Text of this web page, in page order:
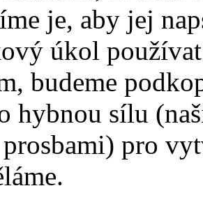
je, aby jej
úkol
budeme
hybnou sílu
pro